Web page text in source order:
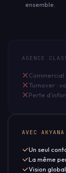
ensemble.
AGENCE
Turnover :
Perte
AVEC AKYANA
Un seul
La même
Vision